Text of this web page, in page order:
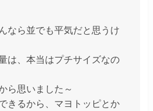
なら並でも平気だと思うけ
は、本当はプチサイズなの
ら思いました～
きるから、マヨトッピとか